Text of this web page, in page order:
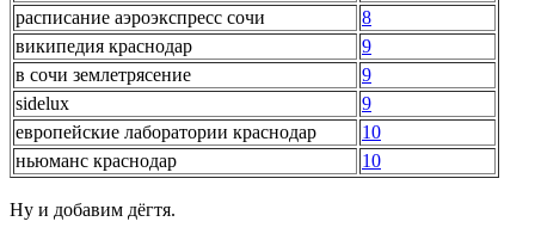
расписание аэроэкспресс сочи
8
википедия краснодар
9
в сочи землетрясение
9
sidelux
9
европейские лаборатории краснодар
10
ньюманс краснодар
10
Ну и добавим дёгтя.